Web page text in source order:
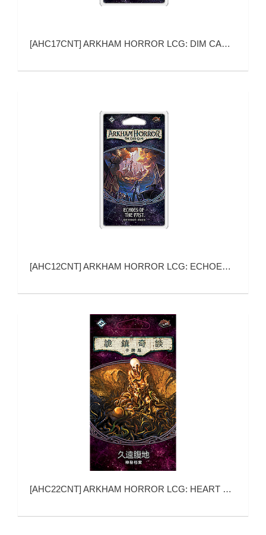
[AHC17CNT] ARKHAM HORROR LCG: DIM CARCOSA MYTHOS PACK (诡镇奇谈 卡牌版：卡城幽影)
[AHC12CNT] ARKHAM HORROR LCG: ECHOES OF THE PAST MYTHOS PACK (诡镇奇谈卡牌版：往事回声)
[AHC22CNT] ARKHAM HORROR LCG: HEART OF THE ELDERS (诡镇奇谈卡牌版：久远腹地神秘档案)